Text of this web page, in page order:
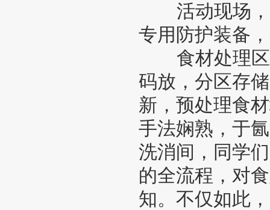
活动现场，
专用防护装备
食材处理区
码放，分区存
新，预处理食
手法娴熟，于
洗消间，同学
的全流程，对
知。不仅如此